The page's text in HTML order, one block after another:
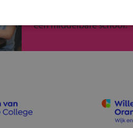
een middelbare school.